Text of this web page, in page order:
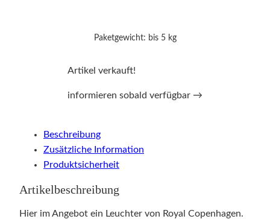
Paketgewicht: bis 5 kg
Artikel verkauft!
informieren sobald verfügbar →
Beschreibung
Zusätzliche Information
Produktsicherheit
Artikelbeschreibung
Hier im Angebot ein Leuchter von Royal Copenhagen.